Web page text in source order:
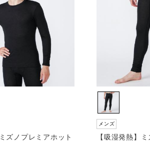
ズノプレミアホット
メンズ
【吸湿発熱】